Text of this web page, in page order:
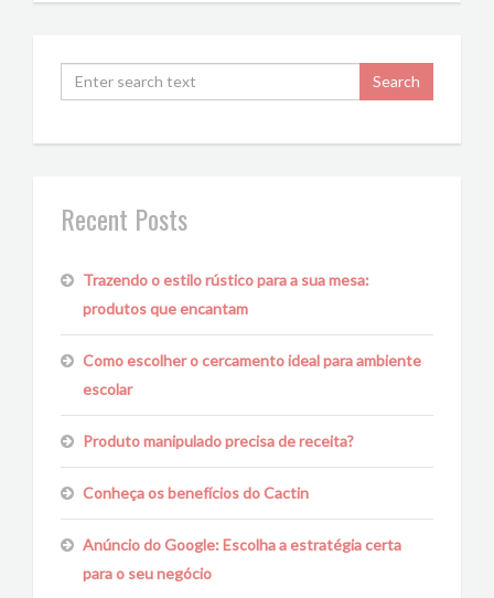
Recent Posts
Trazendo o estilo rústico para a sua mesa:
produtos que encantam
Como escolher o cercamento ideal para ambiente
escolar
Produto manipulado precisa de receita?
Conheça os benefícios do Cactin
Anúncio do Google: Escolha a estratégia certa
para o seu negócio